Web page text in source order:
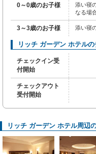
0～0歳のお子様
添い寝
なる場
3～3歳のお子様 添い寝
リッチ ガーデン ホテル
チェックイン受
付開始
チェックアウト
受付開始
リッチ ガーデン ホテル周辺